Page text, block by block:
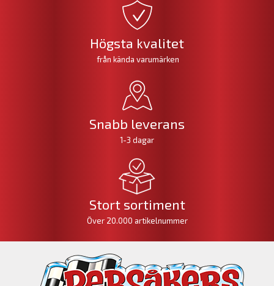
Högsta kvalitet
från kända varumärken
Snabb leverans
1-3 dagar
Stort sortiment
Över 20.000 artikelnummer